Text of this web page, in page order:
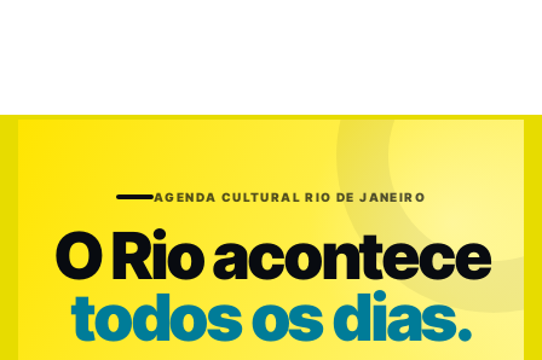
AGENDA CULTURAL RIO DE JANEIRO
O Rio acontece
todos os dias.